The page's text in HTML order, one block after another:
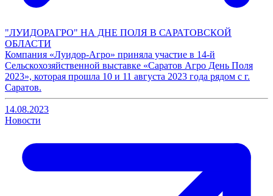
"ЛУИДОРАГРО" НА ДНЕ ПОЛЯ В САРАТОВСКОЙ
ОБЛАСТИ
Компания «Луидор-Агро» приняла участие в 14-й
Сельскохозяйственной выставке «Саратов Агро День Поля
2023», которая прошла 10 и 11 августа 2023 года рядом с г.
Саратов.
14.08.2023
Новости